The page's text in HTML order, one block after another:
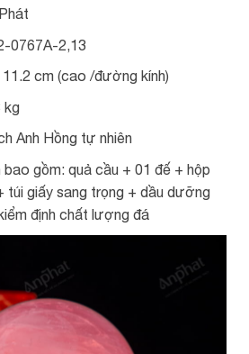
0767A-2,13
cm (cao /đường kính)
kg
Anh Hồng tự nhiên
bao gồm: quả cầu + 01 đế + hộp
túi giấy sang trọng + dầu dưỡng
định chất lượng đá